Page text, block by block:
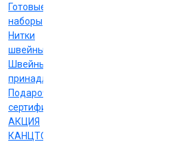
Готовые
наборы
Нитки
швейные
Швейные
принадлежности
Подарочные
сертификаты
АКЦИЯ
КАНЦТОВАРЫ